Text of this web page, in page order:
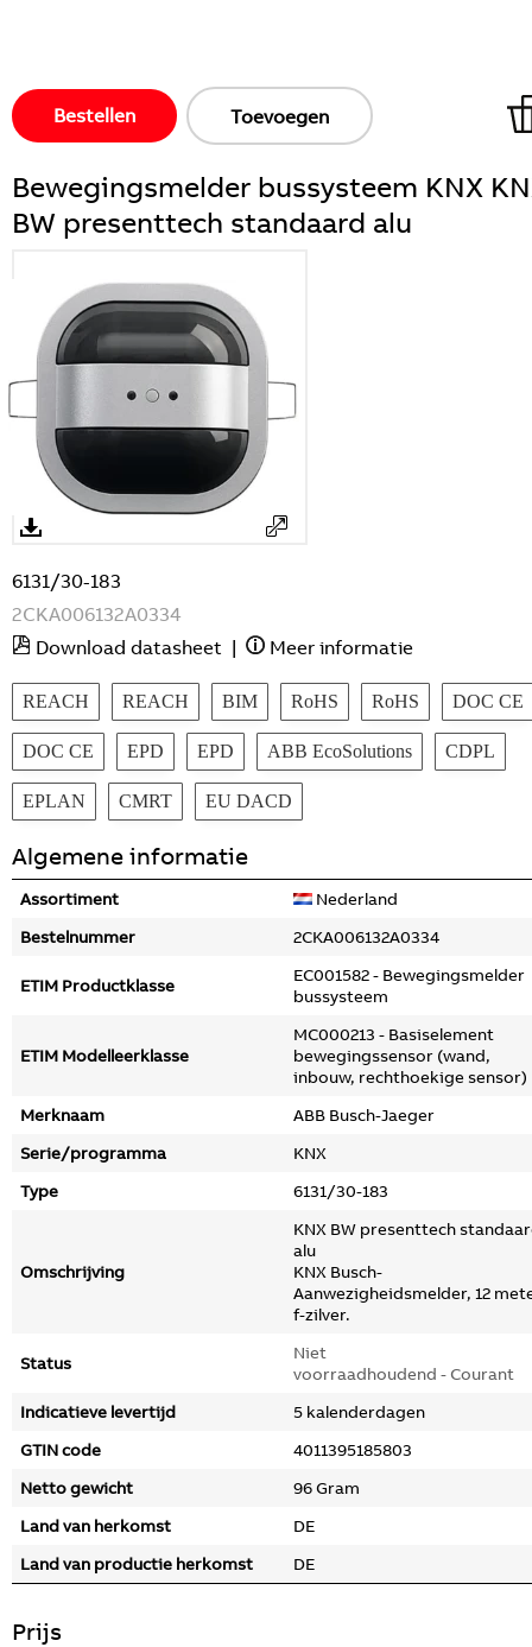
Bestellen Toevoegen
Bewegingsmelder bussysteem KNX
BW presenttech standaard alu
6131/30-183
2CKA006132A0334
Download datasheet | Meer informatie
REACH REACH BIM RoHS RoHS DOC CE
DOC CE EPD EPD ABB EcoSolutions CDPL
EPLAN CMRT EU DACD
Algemene informatie
Assortiment
Nederland
Bestelnummer
2CKA006132A0334
ETIM Productklasse
EC001582 - Bewegingsmelder
bussysteem
ETIM Modelleerklasse
MC000213 - Basiselement
bewegingssensor (wand,
inbouw, rechthoekige sensor)
Merknaam
ABB Busch-Jaeger
Serie/programma
KNX
Type
6131/30-183
Omschrijving
KNX BW presenttech
alu
KNX Busch-
Aanwezigheidsmelder, 12
f-zilver.
Status
Niet
voorraadhoudend - Courant
Indicatieve levertijd
5 kalenderdagen
GTIN code
4011395185803
Netto gewicht
96 Gram
Land van herkomst
DE
Land van productie herkomst
DE
Prijs